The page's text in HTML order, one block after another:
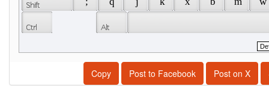
Copy Post to Facebook Post on X